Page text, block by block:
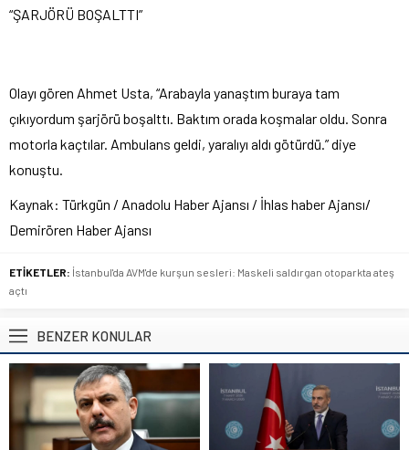
“ŞARJÖRÜ BOŞALTTI”
Olayı gören Ahmet Usta, “Arabayla yanaştım buraya tam
çıkıyordum şarjörü boşalttı. Baktım orada koşmalar oldu. Sonra
motorla kaçtılar. Ambulans geldi, yaralıyı aldı götürdü.” diye
konuştu.
Kaynak: Türkgün / Anadolu Haber Ajansı / İhlas haber Ajansı/
Demirören Haber Ajansı
ETİKETLER: İstanbul'da AVM'de kurşun sesleri: Maskeli saldırgan otoparkta ateş
açtı
BENZER KONULAR